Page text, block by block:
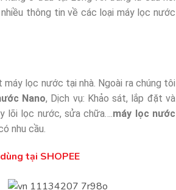
thông tin về các loại máy lọc nước
lọc nước tại nhà. Ngoài ra chúng tôi
Nano, Dịch vụ: Khảo sát, lắp đặt và
lõi lọc nước, sửa chữa….máy lọc nước
nhu cầu.
tại SHOPEE